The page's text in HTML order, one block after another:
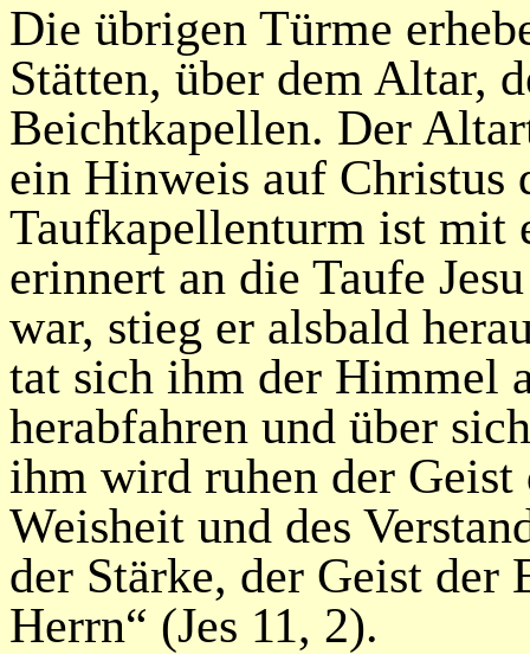
Die übrigen Türme
Stätten, über dem Altar,
Beichtkapellen. Der
ein Hinweis auf Christus
Taufkapellenturm ist mit
erinnert an die Taufe
war, stieg er alsbald
tat sich ihm der Himmel
herabfahren und über
ihm wird ruhen der Geist
Weisheit und des
der Stärke, der Geist der
Herrn“ (Jes 11, 2).